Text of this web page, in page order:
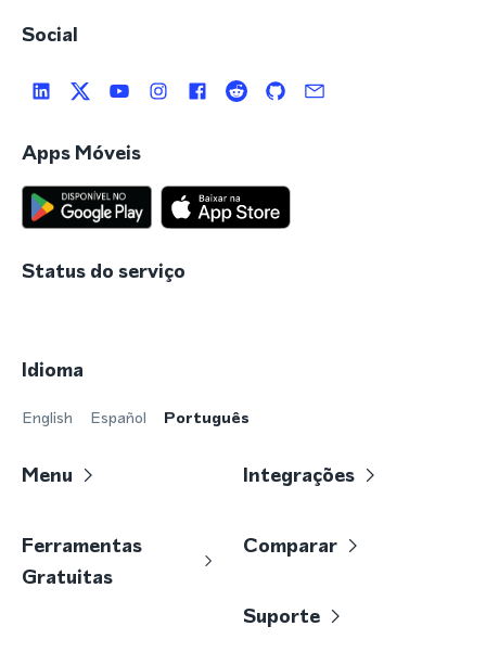
Social
Apps Móveis
Status do serviço
Idioma
English Español Português
Menu Integrações
Ferramentas
Gratuitas
Comparar
Suporte